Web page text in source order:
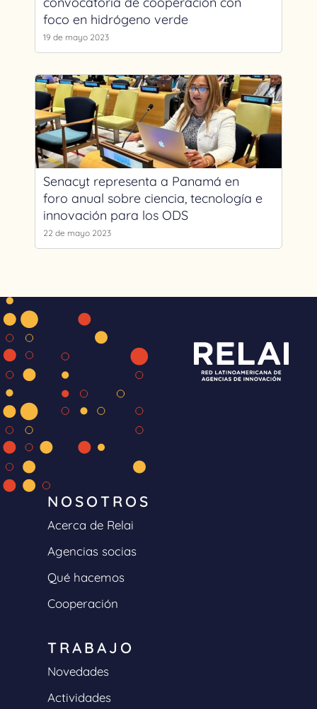
foco en hidrógeno verde
19 de mayo 2023
Senacyt representa a Panamá en
foro anual sobre ciencia, tecnología e
innovación para los ODS
22 de mayo 2023
NOSOTROS
Acerca de Relai
Agencias socias
Qué hacemos
Cooperación
TRABAJO
Novedades
Actividades